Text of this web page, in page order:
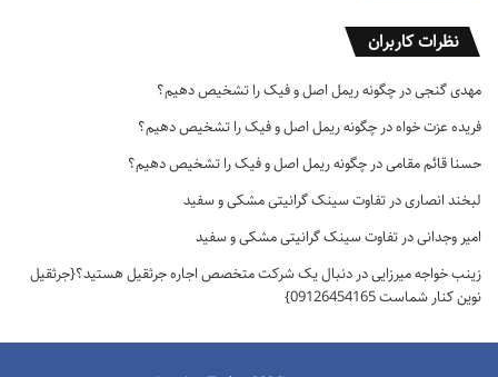
نظرات کاربران
مهدی گنجیدر چگونه ریمل اصل و فیک را تشخیص دهیم؟
فریده عزت خواهدر چگونه ریمل اصل و فیک را تشخیص دهیم؟
حسنا قائم مقامیدر چگونه ریمل اصل و فیک را تشخیص دهیم؟
لبخند انصاریدر تفاوت سینک گرانیتی مشکی و سفید
امیر وجدانیدر تفاوت سینک گرانیتی مشکی و سفید
زینب خواجه میرزاییدر دنبال یک شرکت متخصص اجاره جرثقیل هستید؟{جرثقیل
نوین کنار شماست 09126454165}